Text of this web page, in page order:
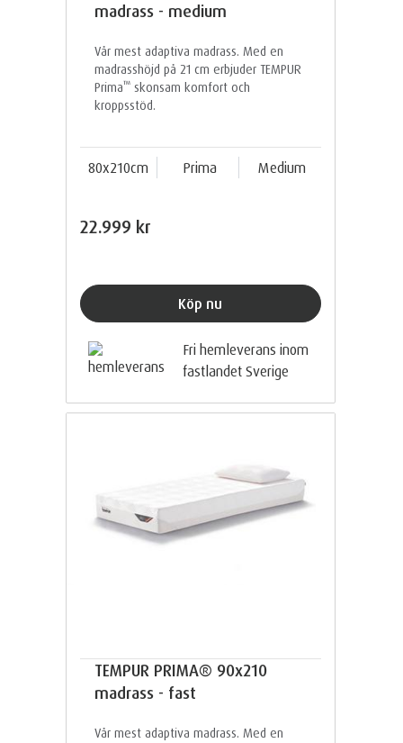
madrass - medium
Vår mest adaptiva madrass. Med en
madrasshöjd på 21 cm erbjuder TEMPUR
Prima™skonsam komfort och
kroppsstöd.
80x210cm Prima Medium
22.999 kr
Köp nu
Fri hemleverans inom
fastlandet Sverige
TEMPUR PRIMA® 90x210
madrass - fast
Vår mest adaptiva madrass. Med en